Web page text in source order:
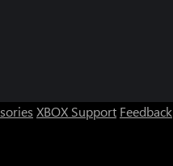
XBOX Support Feedback